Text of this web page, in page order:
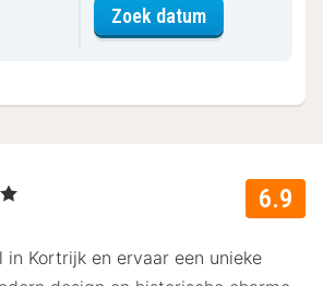
Zoek datumvoor Design
6.9
Kortrijk en ervaar een unieke